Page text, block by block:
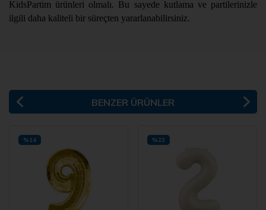
KidsPartim ürünleri olmalı. Bu sayede kutlama ve partilerinizle
ilgili daha kaliteli bir süreçten yararlanabilirsiniz.
BENZER ÜRÜNLER
%14 %23